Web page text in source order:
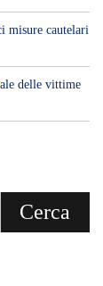
misure cautelari
delle vittime